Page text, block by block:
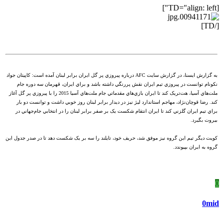
[TD="align: left"]
[/TD]
به گزارش ايسنا، در گزارش سايت AFC درباره پيروزي پر گل ايران برابر لبنان آمده است: کاپيتان جواد
نکونام توانست در پيروزي تيم ايران نقش پررنگي داشته باشد و براي ايران، قهرمان سه دوره جام
ملت‌هاي آسيا، هت‌تريک کند تا ايران بازي‌هاي مقدماتي جام ملت‌هاي آسيا 2015 را با پيروزي پر گل آغاز
کند. رضا قوچان‌نژاد، مهاجم استاندارد ليژ نيز در ديدار برابر لبنان روز خوبي داشت و توانست دو بار
براي تيم ايران گلزني کند تا ايران انتقام شکست يک بر صفر برابر لبنان را در انتخابي جام‌جهاني در
بيروت بگيرد.
کويت ديگر تيم اين گروه نيز موفق شد، حريف خود، تايلند را سه بر يک شکست دهد تا در صدر جدول اين
گروه به ايران بپيوندد.
0
0mid